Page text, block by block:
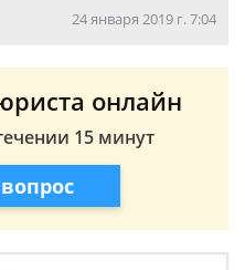
24 января 2019 г. 7:04
онлайн
15 минут